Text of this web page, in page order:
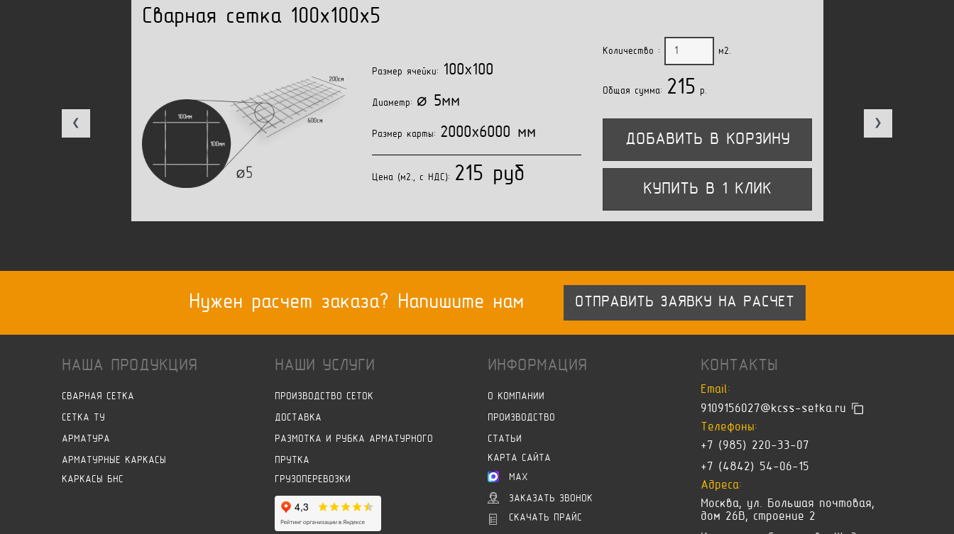
❮
Сварная сетка 100x100x5
Размер ячейки: 100x100
Диаметр: ⌀ 5мм
Размер карты: 2000x6000 мм
Цена (м2., с НДС): 215 руб
Количество : м2.
Общая сумма: 215 p.
ДОБАВИТЬ В КОРЗИНУ
КУПИТЬ В 1 КЛИК
❯
Нужен расчет заказа? Напишите нам ОТПРАВИТЬ ЗАЯВКУ НА РАСЧЕТ
НАША ПРОДУКЦИЯ
СВАРНАЯ СЕТКА
СЕТКА ТУ
АРМАТУРА
АРМАТУРНЫЕ КАРКАСЫ
КАРКАСЫ БНС
НАШИ УСЛУГИ
ПРОИЗВОДСТВО СЕТОК
ДОСТАВКА
РАЗМОТКА И РУБКА АРМАТУРНОГО
ПРУТКА
ГРУЗОПЕРЕВОЗКИ
ИНФОРМАЦИЯ
О КОМПАНИИ
ПРОИЗВОДСТВО
СТАТЬИ
КАРТА САЙТА
MAX
ЗАКАЗАТЬ ЗВОНОК
СКАЧАТЬ ПРАЙС
КОНТАКТЫ
Email:
9109156027@kcss-setka.ru
Телефоны:
+7 (985) 220-33-07
+7 (4842) 54-06-15
Адреса:
Москва, ул. Большая почтовая,
дом 26В, строение 2